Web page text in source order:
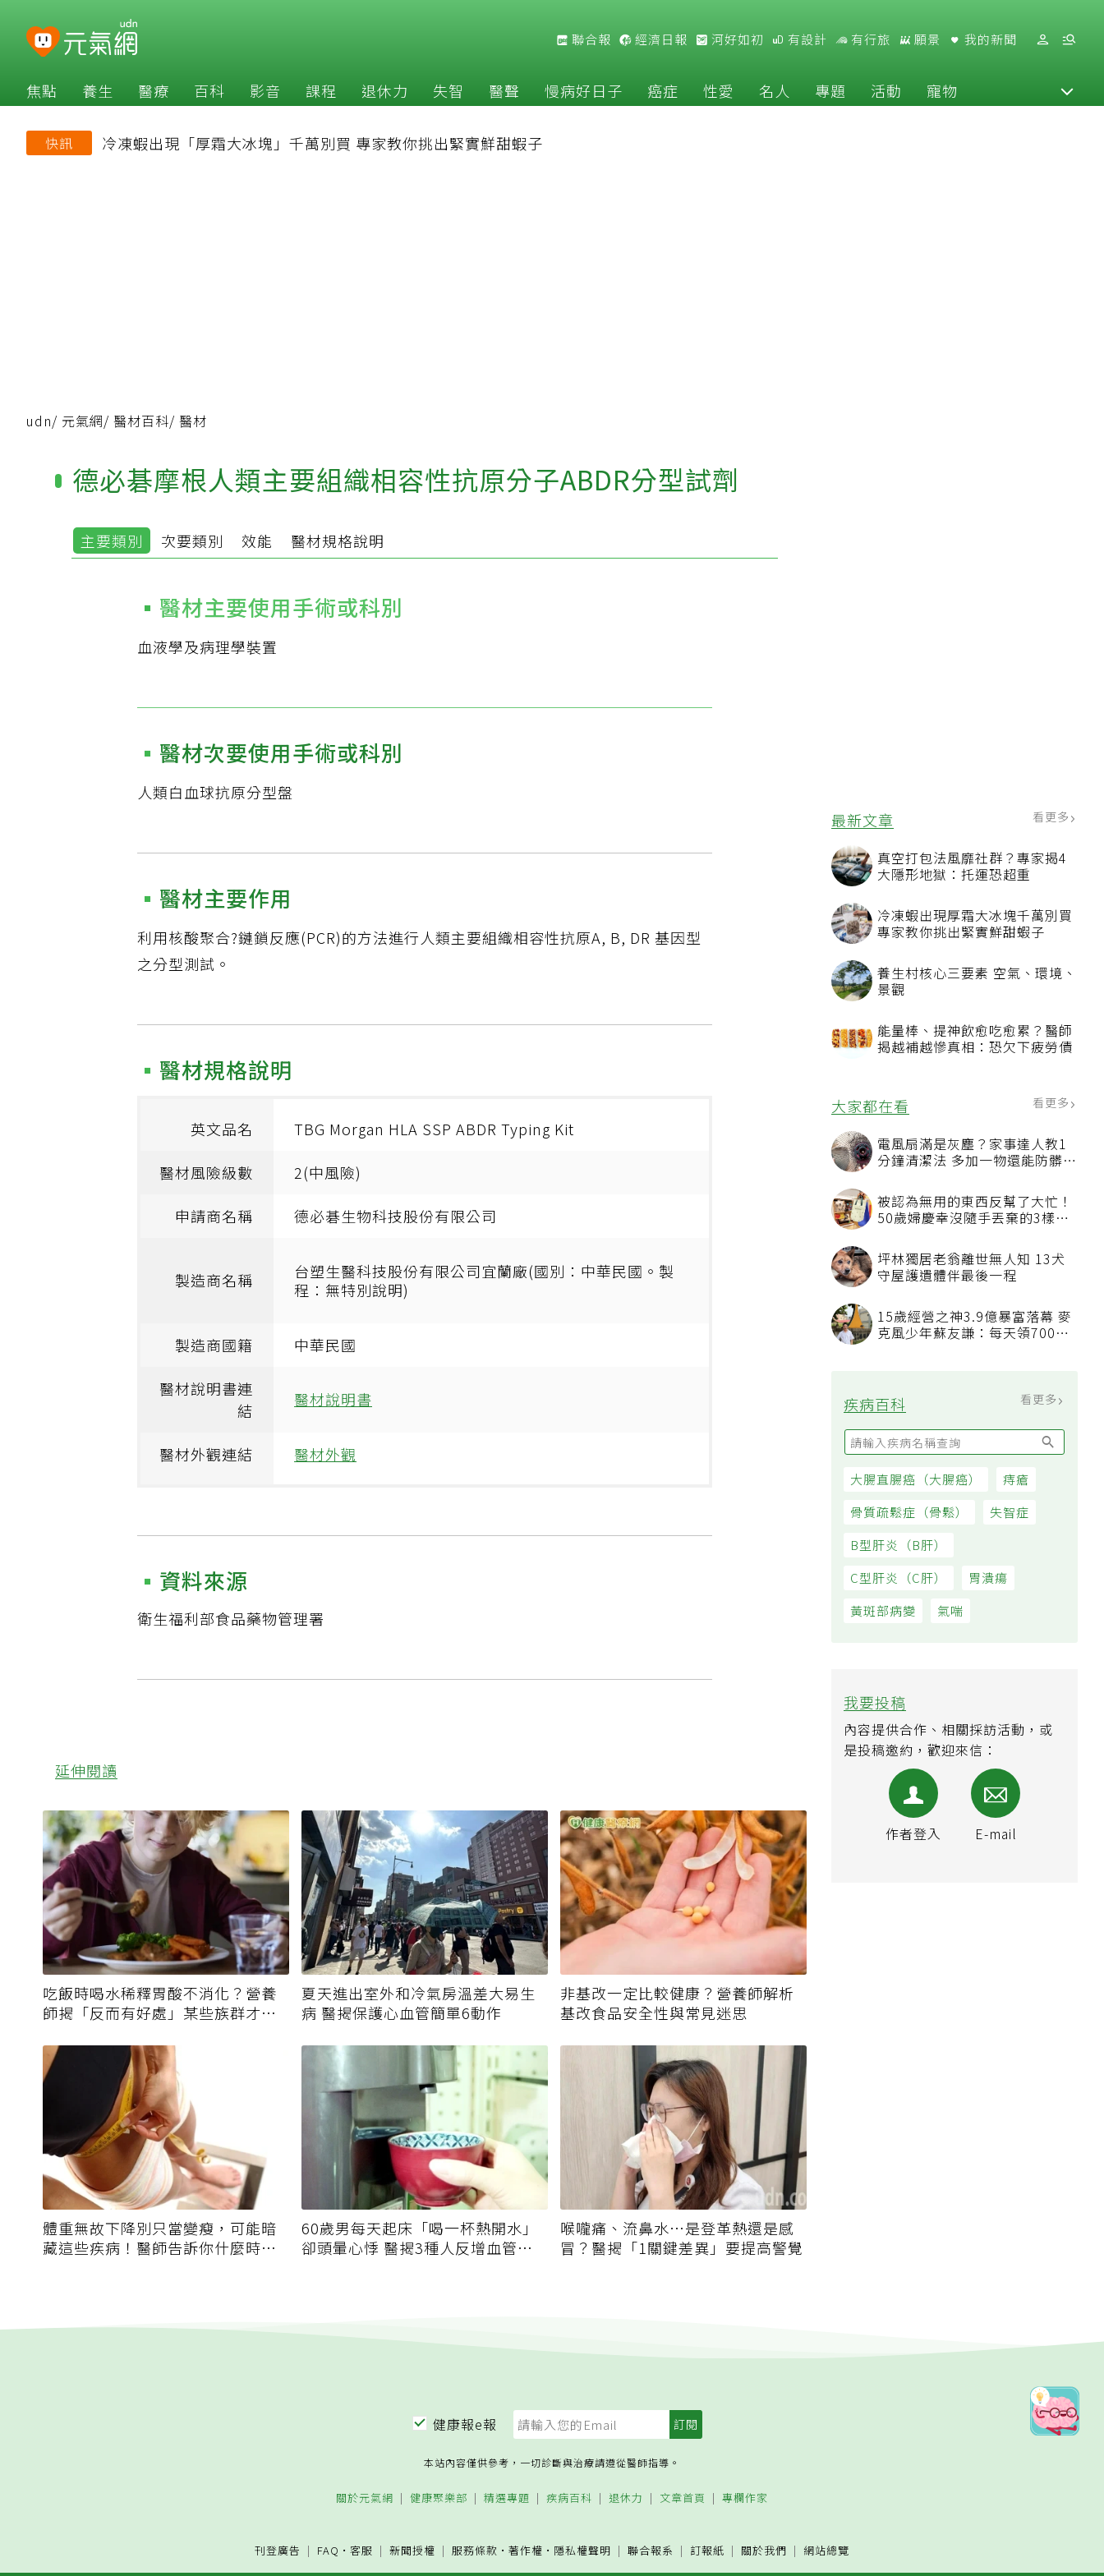
聯合報 經濟日報 河好如初 有設計 有行旅 願景 我的新聞
焦點 養生 醫療 百科 影音 課程 退休力 失智 醫聲 慢病好日子 癌症 性愛 名人 專題 活動 寵物
快訊 冷凍蝦出現「厚霜大冰塊」千萬別買 專家教你挑出緊實鮮甜蝦子
最新文章 看更多
真空打包法風靡社群？專家揭4
大隱形地獄：托運恐超重
冷凍蝦出現厚霜大冰塊千萬別買
專家教你挑出緊實鮮甜蝦子
養生村核心三要素 空氣、環境、
景觀
能量棒、提神飲愈吃愈累？醫師
揭越補越慘真相：恐欠下疲勞債
大家都在看 看更多
電風扇滿是灰塵？家事達人教1
分鐘清潔法 多加一物還能防髒汙
被認為無用的東西反幫了大忙！
50歲婦慶幸沒隨手丟棄的3樣物
坪林獨居老翁離世無人知 13犬
守屋護遺體伴最後一程
15歲經營之神3.9億暴富落幕 麥
克風少年蘇友謙：每天領700元
疾病百科 看更多
大腸直腸癌（大腸癌）
痔瘡
骨質疏鬆症（骨鬆）
失智症
B型肝炎（B肝）
C型肝炎（C肝）
胃潰瘍
黃斑部病變
氣喘
我要投稿
內容提供合作、相關採訪活動，或
是投稿邀約，歡迎來信：
作者登入 E-mail
udn/ 元氣網/ 醫材百科/ 醫材
德必碁摩根人類主要組織相容性抗原分子ABDR分型試劑
主要類別 次要類別 效能 醫材規格說明
醫材主要使用手術或科別
血液學及病理學裝置
醫材次要使用手術或科別
人類白血球抗原分型盤
醫材主要作用
利用核酸聚合?鏈鎖反應(PCR)的方法進行人類主要組織相容性抗原A, B, DR 基因型
之分型測試。
醫材規格說明
英文品名 TBG Morgan HLA SSP ABDR Typing Kit
醫材風險級數 2(中風險)
申請商名稱 德必碁生物科技股份有限公司
製造商名稱
台塑生醫科技股份有限公司宜蘭廠(國別：中華民國。製
程：無特別說明)
製造商國籍 中華民國
醫材說明書連
結
醫材說明書
醫材外觀連結 醫材外觀
資料來源
衛生福利部食品藥物管理署
延伸閱讀
吃飯時喝水稀釋胃酸不消化？營養
師揭「反而有好處」某些族群才要
夏天進出室外和冷氣房溫差大易生
病 醫揭保護心血管簡單6動作
非基改一定比較健康？營養師解析
基改食品安全性與常見迷思
體重無故下降別只當變瘦，可能暗
藏這些疾病！醫師告訴你什麼時候
60歲男每天起床「喝一杯熱開水」
卻頭暈心悸 醫揭3種人反增血管負
喉嚨痛、流鼻水⋯是登革熱還是感
冒？醫揭「1關鍵差異」要提高警覺
健康報e報
本站內容僅供參考，一切診斷與治療請遵從醫師指導。
關於元氣網 健康聚樂部 精選專題 疾病百科 退休力 文章首頁 專欄作家
刊登廣告 FAQ · 客服 新聞授權 服務條款 · 著作權 · 隱私權聲明 聯合報系 訂報紙 關於我們 網站總覽